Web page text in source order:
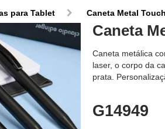
para Tablet Caneta Metal
Caneta
Caneta metálica
laser, o corpo da
prata.
G14949